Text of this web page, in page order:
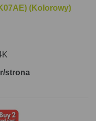
(Kolorowy)
strona